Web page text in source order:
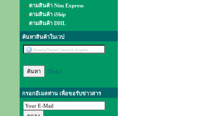
ตามสินค้า Nim Express
ตามสินค้า iShip
ตามสินค้า DHL
ค้นหาสินค้าในเวป
[Help]
กรอกอีเมลท่าน เพื่อขอรับข่าวสาร